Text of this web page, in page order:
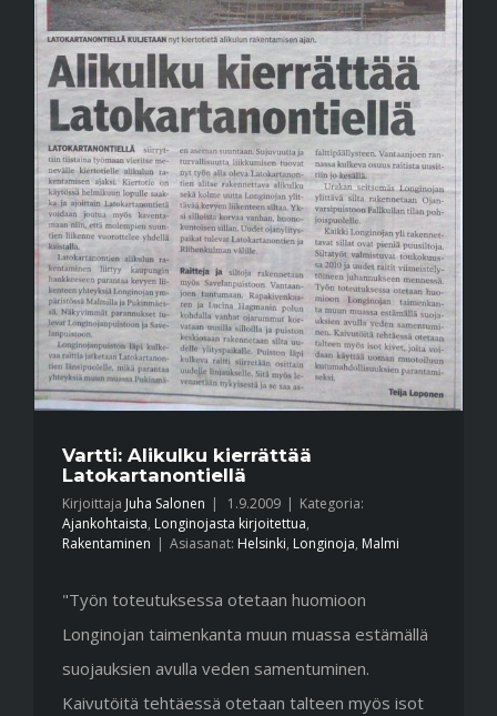
Vartti: Alikulku kierrättää
Latokartanontiellä
Kirjoittaja Juha Salonen | 1.9.2009 | Kategoria:
Ajankohtaista, Longinojasta kirjoitettua,
Rakentaminen | Asiasanat: Helsinki, Longinoja, Malmi
"Työn toteutuksessa otetaan huomioon
Longinojan taimenkanta muun muassa estämällä
suojauksien avulla veden samentuminen.
Kaivutöitä tehtäessä otetaan talteen myös isot